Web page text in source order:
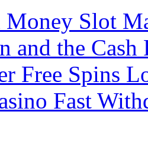
Money Slot
and the Cash
Free Spins
Fast